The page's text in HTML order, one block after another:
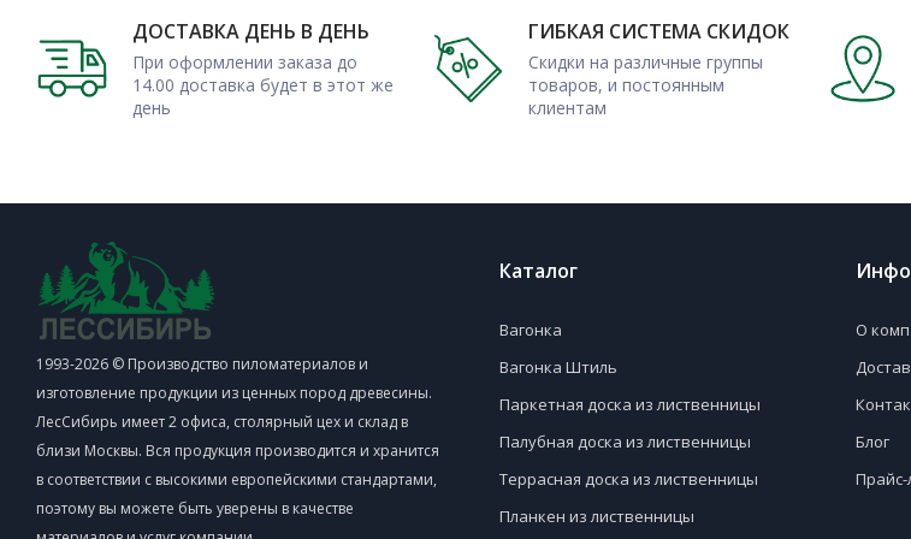
ДОСТАВКА ДЕНЬ В ДЕНЬ
При оформлении заказа до
14.00 доставка будет в этот же
день
ГИБКАЯ СИСТЕМА СКИДОК
Скидки на различные группы
товаров, и постоянным
клиентам
1993-2026 © Производство пиломатериалов и
изготовление продукции из ценных пород древесины.
ЛесСибирь имеет 2 офиса, столярный цех и склад в
близи Москвы. Вся продукция производится и хранится
в соответствии с высокими европейскими стандартами,
поэтому вы можете быть уверены в качестве
Каталог
Вагонка
Вагонка Штиль
Паркетная доска из лиственницы
Палубная доска из лиственницы
Террасная доска из лиственницы
Планкен из лиственницы
О
Блог
Прайс-